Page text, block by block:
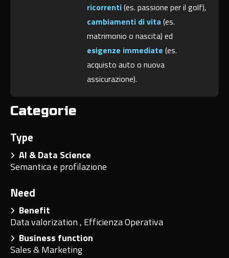
ricorrenti(es. passione per il golf),
cambiamenti di vita (es.
matrimonio o nascita) ed
esigenze immediate (es.
acquisto auto o nuova
assicurazione).
Categorie
Type
AI & Data Science
Semantica e profilazione
Need
Benefit
Data valorization , Efficienza Operativa
Business function
Sales & Marketing